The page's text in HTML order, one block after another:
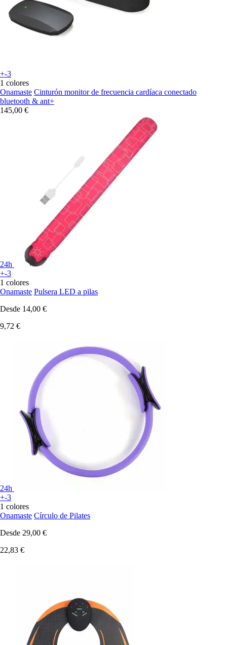
+-3
1 colores
Onamaste Cinturón monitor de frecuencia cardíaca conectado
bluetooth & ant+
145,00 €
24h
+-3
1 colores
Onamaste Pulsera LED a pilas
Desde 14,00 €
9,72 €
24h
+-3
1 colores
Onamaste Círculo de Pilates
Desde 29,00 €
22,83 €